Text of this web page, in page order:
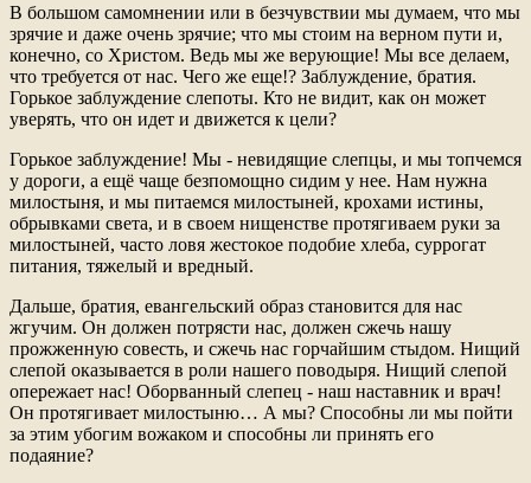
В большом самомнении или в безчувствии мы думаем, что мы
зрячие и даже очень зрячие; что мы стоим на верном пути и,
конечно, со Христом. Ведь мы же верующие! Мы все делаем,
что требуется от нас. Чего же еще!? Заблуждение, братия.
Горькое заблуждение слепоты. Кто не видит, как он может
уверять, что он идет и движется к цели?
Горькое заблуждение! Мы - невидящие слепцы, и мы топчемся
у дороги, а ещё чаще безпомощно сидим у нее. Нам нужна
милостыня, и мы питаемся милостыней, крохами истины,
обрывками света, и в своем нищенстве протягиваем руки за
милостыней, часто ловя жестокое подобие хлеба, суррогат
питания, тяжелый и вредный.
Дальше, братия, евангельский образ становится для нас
жгучим. Он должен потрясти нас, должен сжечь нашу
прожженную совесть, и сжечь нас горчайшим стыдом. Нищий
слепой оказывается в роли нашего поводыря. Нищий слепой
опережает нас! Оборванный слепец - наш наставник и врач!
Он протягивает милостыню… А мы? Способны ли мы пойти
за этим убогим вожаком и способны ли принять его
подаяние?